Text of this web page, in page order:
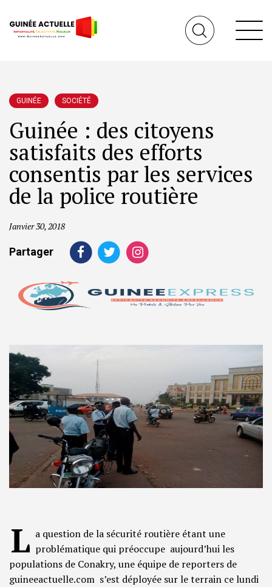
GUINÉE SOCIÉTÉ
Guinée : des citoyens
satisfaits des efforts
consentis par les services
de la police routière
Janvier 30, 2018
Partager
L a question de la sécurité routière étant une
problématique qui préoccupe aujourd’hui les
populations de Conakry, une équipe de reporters de
guineeactuelle.com s’est déployée sur le terrain ce lundi